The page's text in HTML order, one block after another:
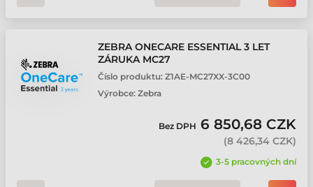
ZEBRA ONECARE ESSENTIAL 3 LET
ZÁRUKA MC27
Číslo produktu: Z1AE-MC27XX-3C00
Výrobce: Zebra
Bez DPH 6 850,68 CZK
(8 426,34 CZK)
3-5 pracovných dní